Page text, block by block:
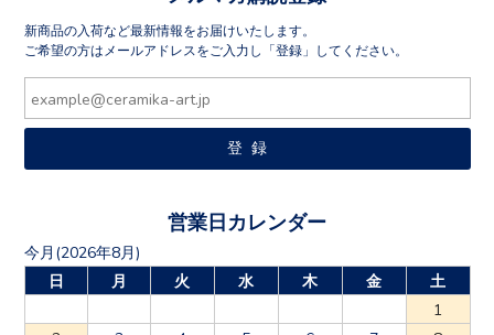
ご希望の方はメールアドレスをご入力し「登録」してください。
日
月 火 水 木 金
土
1
2
3 4 5 6 7
8